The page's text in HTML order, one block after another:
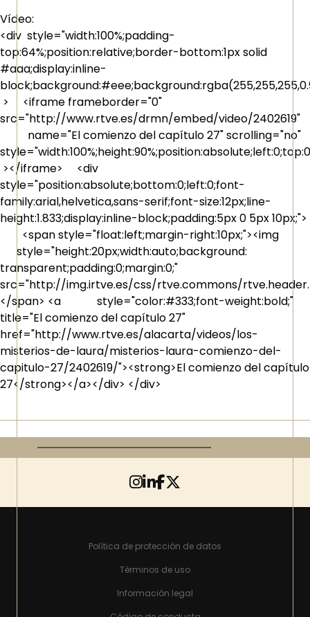
Vídeo:
<div style="width:100%;padding-
top:64%;position:relative;border-bottom:1px solid
#aaa;display:inline-
> <iframe frameborder="0"
src="http://www.rtve.es/drmn/embed/video/2402619"
name="El comienzo del capítulo 27" scrolling="no"
></iframe> <div
style="position:absolute;bottom:0;left:0;font-
family:arial,helvetica,sans-serif;font-size:12px;line-
height:1.833;display:inline-block;padding:5px 0 5px 10px;">
<span style="float:left;margin-right:10px;"><img
style="height:20px;width:auto;background:
transparent;padding:0;margin:0;"
src="http://img.irtve.es/css/rtve.commons/
</span> <a style="color:#333;font-weight:bold;"
title="El comienzo del capítulo 27"
href="http://www.rtve.es/alacarta/videos/los-
misterios-de-laura/misterios-laura-comienzo-del-
capitulo-27/2402619/"><strong>El comienzo del capítulo
27</strong></a></div> </div>
Política de protección de datos
Términos de uso
Información legal